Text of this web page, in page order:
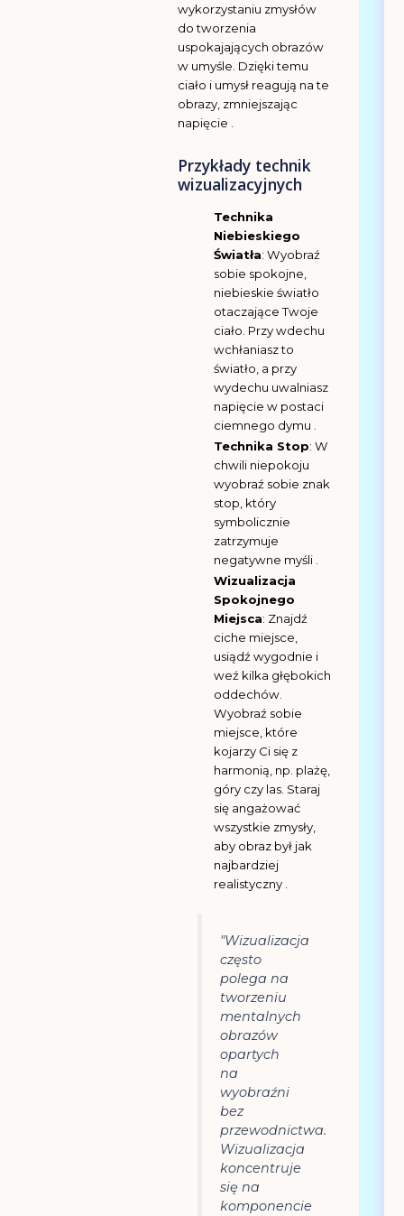
wykorzystaniu zmysłów
do tworzenia
uspokajających obrazów
w umyśle. Dzięki temu
ciało i umysł reagują na te
obrazy, zmniejszając
napięcie .
Przykłady technik
wizualizacyjnych
Technika
Niebieskiego
Światła: Wyobraź
sobie spokojne,
niebieskie światło
otaczające Twoje
ciało. Przy wdechu
wchłaniasz to
światło, a przy
wydechu uwalniasz
napięcie w postaci
ciemnego dymu .
Technika Stop: W
chwili niepokoju
wyobraź sobie znak
stop, który
symbolicznie
zatrzymuje
negatywne myśli .
Wizualizacja
Spokojnego
Miejsca: Znajdź
ciche miejsce,
usiądź wygodnie i
weź kilka głębokich
oddechów.
Wyobraź sobie
miejsce, które
kojarzy Ci się z
harmonią, np. plażę,
góry czy las. Staraj
się angażować
wszystkie zmysły,
aby obraz był jak
najbardziej
realistyczny .
"Wizualizacja
często
polega na
tworzeniu
mentalnych
obrazów
opartych
na
wyobraźni
bez
przewodnictwa.
Wizualizacja
koncentruje
się na
komponencie